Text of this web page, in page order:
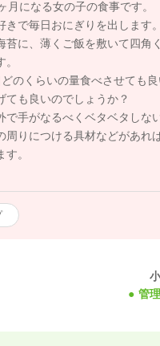
月になる女の子の食事です。
きで毎日おにぎりを出します。
苔に、薄くご飯を敷いて四角
のくらいの量食べさせても
ても良いのでしょうか？
で手がなるべくベタベタしな
周りにつける具材などがあれ
。
管